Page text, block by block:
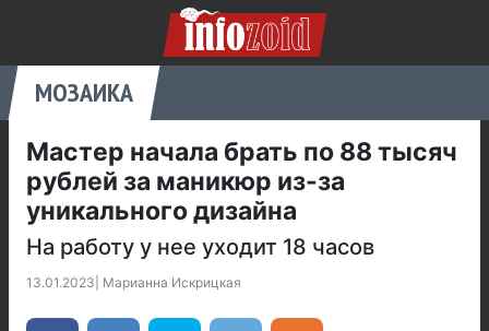
МОЗАИКА
Мастер начала брать по 88 тысяч
рублей за маникюр из-за
уникального дизайна
На работу у нее уходит 18 часов
13.01.2023 Марианна Искрицкая